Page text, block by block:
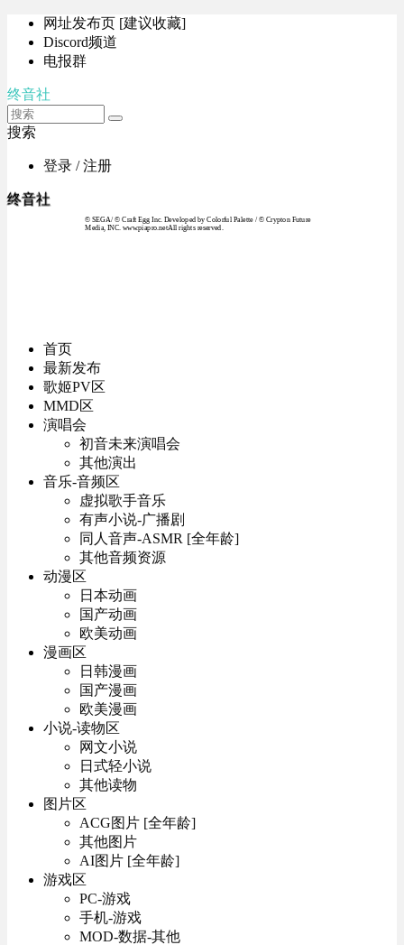
网址发布页 [建议收藏]
Discord频道
电报群
终音社
搜索
登录 / 注册
终音社
© SEGA / © Craft Egg Inc. Developed by Colorful Palette / © Crypton Future
Media, INC. www.piapro.netAll rights reserved.
首页
最新发布
歌姬PV区
MMD区
演唱会
初音未来演唱会
其他演出
音乐-音频区
虚拟歌手音乐
有声小说-广播剧
同人音声-ASMR [全年龄]
其他音频资源
动漫区
日本动画
国产动画
欧美动画
漫画区
日韩漫画
国产漫画
欧美漫画
小说-读物区
网文小说
日式轻小说
其他读物
图片区
ACG图片 [全年龄]
其他图片
AI图片 [全年龄]
游戏区
PC-游戏
手机-游戏
MOD-数据-其他